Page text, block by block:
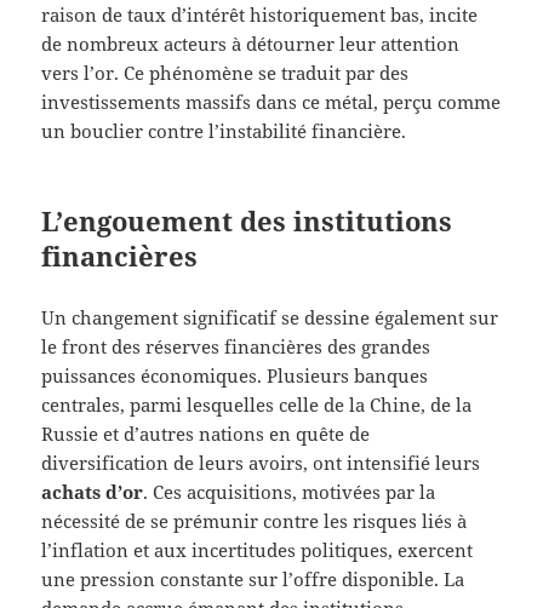
raison de taux d’intérêt historiquement bas, incite
de nombreux acteurs à détourner leur attention
vers l’or. Ce phénomène se traduit par des
investissements massifs dans ce métal, perçu comme
un bouclier contre l’instabilité financière.
L’engouement des institutions
financières
Un changement significatif se dessine également sur
le front des réserves financières des grandes
puissances économiques. Plusieurs banques
centrales, parmi lesquelles celle de la Chine, de la
Russie et d’autres nations en quête de
diversification de leurs avoirs, ont intensifié leurs
achats d’or. Ces acquisitions, motivées par la
nécessité de se prémunir contre les risques liés à
l’inflation et aux incertitudes politiques, exercent
une pression constante sur l’offre disponible. La